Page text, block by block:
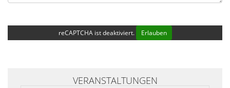
reCAPTCHA ist deaktiviert. Erlauben
VERANSTALTUNGEN